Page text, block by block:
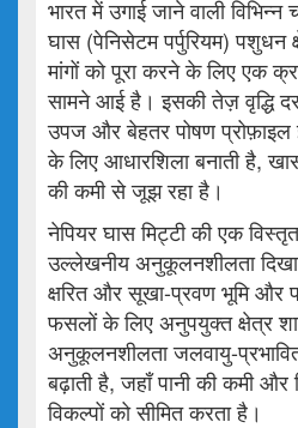
भारत में उगाई जाने वाली
घास (पेनिसेटम पर्पुरियम) पशुधन
मांगों को पूरा करने के लिए एक
सामने आई है। इसकी तेज़ वृद्धि
उपज और बेहतर पोषण प्रोफ़ाइल
के लिए आधारशिला बनाती है,
की कमी से जूझ रहा है।
नेपियर घास मिट्टी की एक
उल्लेखनीय अनुकूलनशीलता
क्षरित और सूखा-प्रवण भूमि और
फसलों के लिए अनुपयुक्त क्षेत्र
अनुकूलनशीलता जलवायु-
बढ़ाती है, जहाँ पानी की कमी और
विकल्पों को सीमित करता है।